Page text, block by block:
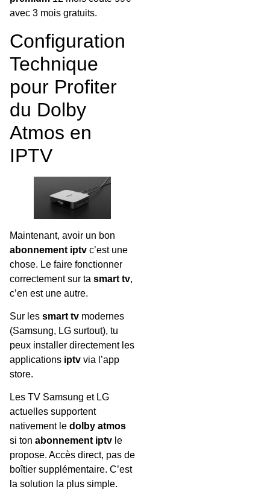
avec 3 mois gratuits.
Configuration
Technique
pour Profiter
du Dolby
Atmos en
IPTV
Maintenant, avoir un bon
abonnement iptv c’est une
chose. Le faire fonctionner
correctement sur ta smart tv,
c’en est une autre.
Sur les smart tv modernes
(Samsung, LG surtout), tu
peux installer directement les
applications iptv via l’app
store.
Les TV Samsung et LG
actuelles supportent
nativement le dolby atmos
si ton abonnement iptv le
propose. Accès direct, pas de
boîtier supplémentaire. C’est
la solution la plus simple.